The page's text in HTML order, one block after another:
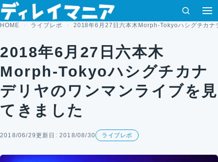
コンテンツへスキップ
検索
HOME ライブレポ 2018年6月27日六本木Morph-Tokyoハシグチカナ
2018年6月27日六本木
Morph-Tokyoハシグチカナ
デリヤのワンマンライブを見
てきました
2018/06/29更新日: 2018/08/30 ライブレポ